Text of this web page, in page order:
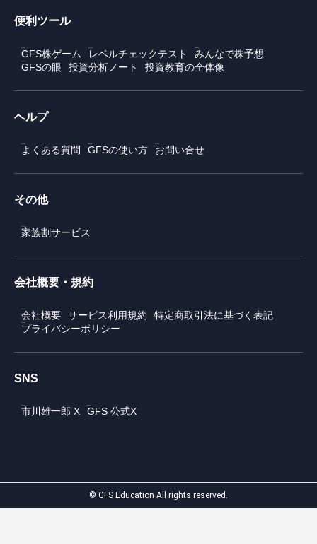
便利ツール
GFS株ゲーム レベルチェックテスト
みんなで株予想
GFSの眼
投資分析ノート 投資教育の全体像
ヘルプ
よくある質問 GFSの使い方 お問い合せ
その他
家族割サービス
会社概要・規約
会社概要 サービス利用規約
特定商取引法に基づく表記
プライバシーポリシー
SNS
市川雄一郎 X GFS 公式X
© GFS Education All rights reserved.